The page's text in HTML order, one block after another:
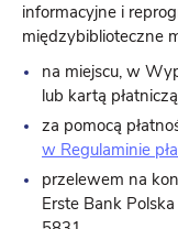
informacyjne i
międzybiblioteczne
na miejscu, w
lub kartą
za pomocą
w Regulaminie
przelewem na
Erste Bank